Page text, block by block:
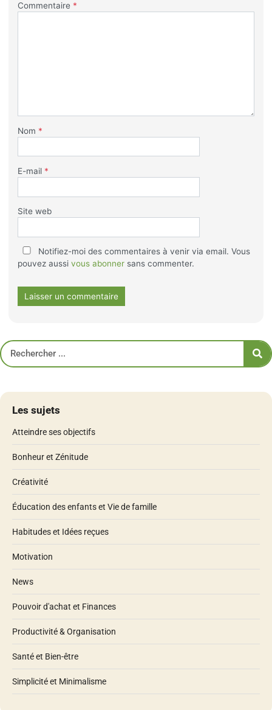
Commentaire *
Nom *
E-mail *
Site web
Notifiez-moi des commentaires à venir via email. Vous
pouvez aussi vous abonnersans commenter.
Les sujets
Atteindre ses objectifs
Bonheur et Zénitude
Créativité
Éducation des enfants et Vie de famille
Habitudes et Idées reçues
Motivation
News
Pouvoir d'achat et Finances
Productivité & Organisation
Santé et Bien-être
Simplicité et Minimalisme